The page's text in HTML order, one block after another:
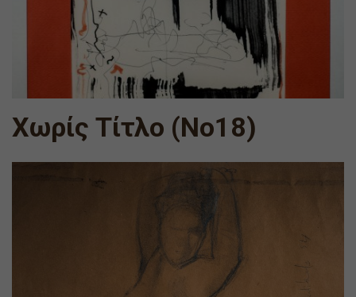
Χωρίς Τίτλο (Νο18)